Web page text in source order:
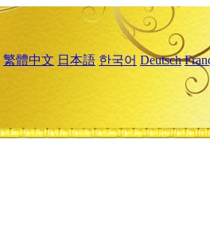
繁體中文 日本語 한국어 Deutsch